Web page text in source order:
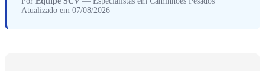
Atualizado em 07/08/2026